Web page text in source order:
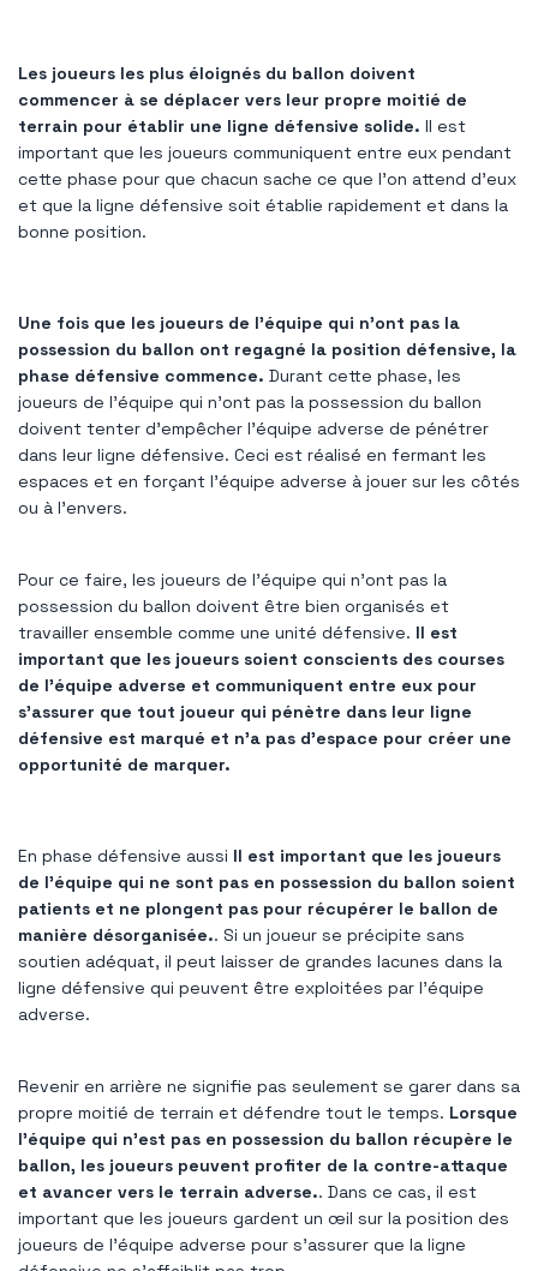
Les joueurs les plus éloignés du ballon doivent
commencer à se déplacer vers leur propre moitié de
terrain pour établir une ligne défensive solide. Il est
important que les joueurs communiquent entre eux pendant
cette phase pour que chacun sache ce que l'on attend d'eux
et que la ligne défensive soit établie rapidement et dans la
bonne position.
Une fois que les joueurs de l’équipe qui n’ont pas la
possession du ballon ont regagné la position défensive, la
phase défensive commence. Durant cette phase, les
joueurs de l'équipe qui n'ont pas la possession du ballon
doivent tenter d'empêcher l'équipe adverse de pénétrer
dans leur ligne défensive. Ceci est réalisé en fermant les
espaces et en forçant l'équipe adverse à jouer sur les côtés
ou à l'envers.
Pour ce faire, les joueurs de l’équipe qui n’ont pas la
possession du ballon doivent être bien organisés et
travailler ensemble comme une unité défensive. Il est
important que les joueurs soient conscients des courses
de l'équipe adverse et communiquent entre eux pour
s'assurer que tout joueur qui pénètre dans leur ligne
défensive est marqué et n'a pas d'espace pour créer une
opportunité de marquer.
En phase défensive aussi Il est important que les joueurs
de l’équipe qui ne sont pas en possession du ballon soient
patients et ne plongent pas pour récupérer le ballon de
manière désorganisée.. Si un joueur se précipite sans
soutien adéquat, il peut laisser de grandes lacunes dans la
ligne défensive qui peuvent être exploitées par l'équipe
adverse.
Revenir en arrière ne signifie pas seulement se garer dans sa
propre moitié de terrain et défendre tout le temps. Lorsque
l'équipe qui n'est pas en possession du ballon récupère le
ballon, les joueurs peuvent profiter de la contre-attaque
et avancer vers le terrain adverse.. Dans ce cas, il est
important que les joueurs gardent un œil sur la position des
joueurs de l'équipe adverse pour s'assurer que la ligne